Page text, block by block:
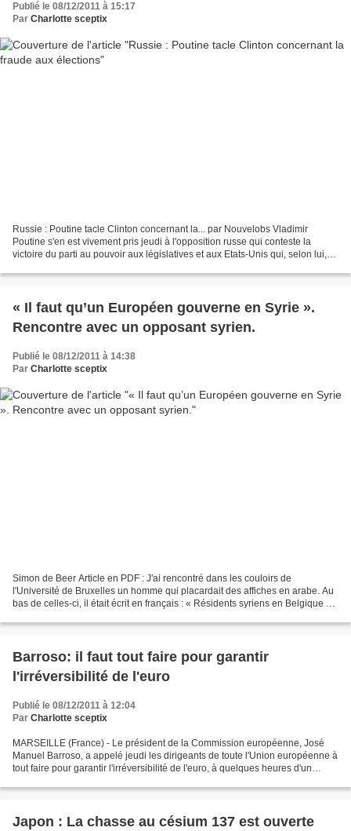
Publié le 08/12/2011 à 15:17
Par Charlotte sceptix
Russie : Poutine tacle Clinton concernant la... par Nouvelobs Vladimir
Poutine s'en est vivement pris jeudi à l'opposition russe qui conteste la
victoire du parti au pouvoir aux législatives et aux Etats-Unis qui, selon lui,
« Il faut qu’un Européen gouverne en Syrie ».
Rencontre avec un opposant syrien.
Publié le 08/12/2011 à 14:38
Par Charlotte sceptix
Simon de Beer Article en PDF : J'ai rencontré dans les couloirs de
l'Université de Bruxelles un homme qui placardait des affiches en arabe. Au
bas de celles-ci, il était écrit en français : « Résidents syriens en Belgique »,
Barroso: il faut tout faire pour garantir
l'irréversibilité de l'euro
Publié le 08/12/2011 à 12:04
Par Charlotte sceptix
MARSEILLE (France) - Le président de la Commission européenne, José
Manuel Barroso, a appelé jeudi les dirigeants de toute l'Union européenne à
tout faire pour garantir l'irréversibilité de l'euro, à quelques heures d'un
Japon : La chasse au césium 137 est ouverte